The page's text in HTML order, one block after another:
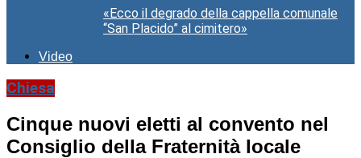
«Ecco il degrado della cappella comunale
“San Placido” al cimitero»
Video
Chiesa
Cinque nuovi eletti al convento nel
Consiglio della Fraternità locale